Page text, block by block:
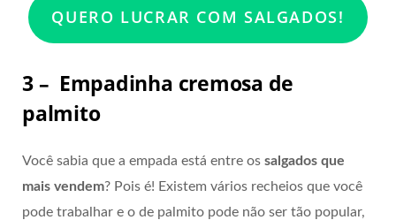
QUERO LUCRAR COM SALGADOS!
3 – Empadinha cremosa de
palmito
Você sabia que a empada está entre os salgados que
mais vendem? Pois é! Existem vários recheios que você
pode trabalhar e o de palmito pode não ser tão popular,